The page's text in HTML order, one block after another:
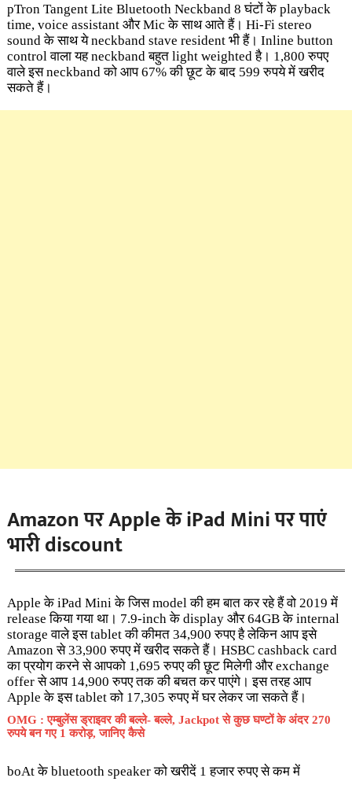
pTron Tangent Lite Bluetooth Neckband 8 घंटों के playback
time, voice assistant और Mic के साथ आते हैं। Hi-Fi stereo
sound के साथ ये neckband stave resident भी हैं। Inline button
control वाला यह neckband बहुत light weighted है। 1,800 रुपए
वाले इस neckband को आप 67% की छूट के बाद 599 रुपये में खरीद
सकते हैं।
Amazon परApple के iPad Mini पर पाएं
भारी discount
Apple के iPad Mini के जिस model की हम बात कर रहे हैं वो 2019 में
release किया गया था। 7.9-inch के display और 64GB के internal
storage वाले इस tablet की कीमत 34,900 रुपए है लेकिन आप इसे
Amazon से 33,900 रुपए में खरीद सकते हैं। HSBC cashback card
का प्रयोग करने से आपको 1,695 रुपए की छूट मिलेगी और exchange
offer से आप 14,900 रुपए तक की बचत कर पाएंगे। इस तरह आप
Apple के इस tablet को 17,305 रुपए में घर लेकर जा सकते हैं।
OMG : एम्बुलेंस ड्राइवर की बल्ले- बल्ले, Jackpot से कुछ घण्टों के अंदर 270
रुपये बन गए 1 करोड़, जानिए कैसे
boAt के bluetooth speaker को खरीदें 1 हजार रुपए से कम में